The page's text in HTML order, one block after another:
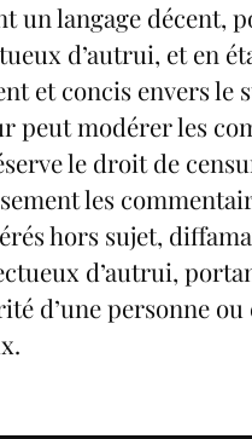
un langage décent,
d’autrui, et en
et concis envers le
peut modérer les
le droit de
les
hors sujet,
d’autrui,
d’une personne ou